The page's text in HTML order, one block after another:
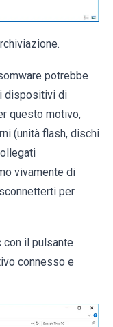
potrebbe
dispositivi di
questo motivo,
(unità flash, dischi
vivamente di
per
con il pulsante
connesso e